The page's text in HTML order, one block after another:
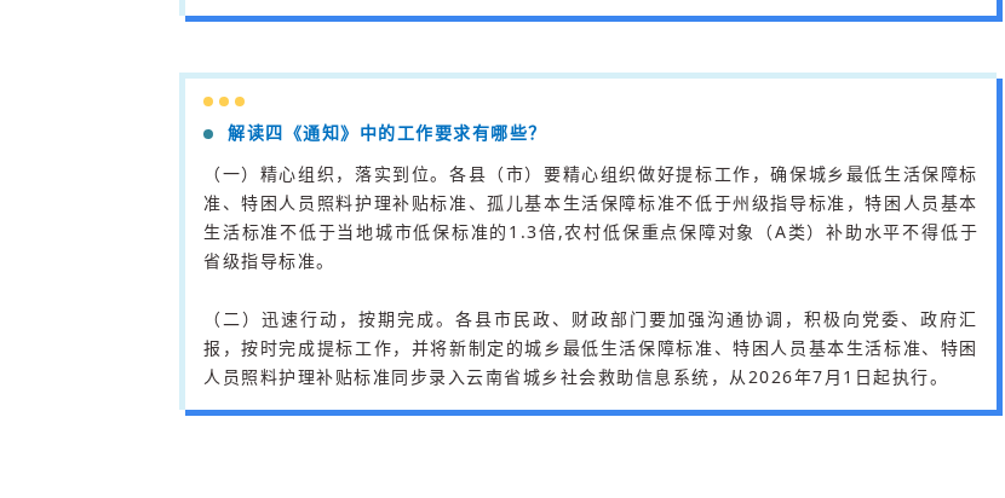
解读四《通知》中的工作要求有哪些？
（一）精心组织，落实到位。各县（市）要精心组织做好提标工作，确保城乡最低生活保障标
准、特困人员照料护理补贴标准、孤儿基本生活保障标准不低于州级指导标准，特困人员基本
生活标准不低于当地城市低保标准的1.3倍,农村低保重点保障对象（A类）补助水平不得低于
省级指导标准。
（二）迅速行动，按期完成。各县市民政、财政部门要加强沟通协调，积极向党委、政府汇
报，按时完成提标工作，并将新制定的城乡最低生活保障标准、特困人员基本生活标准、特困
人员照料护理补贴标准同步录入云南省城乡社会救助信息系统，从2026年7月1日起执行。